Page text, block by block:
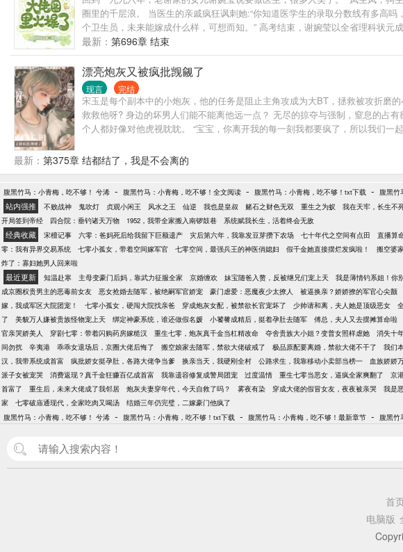
圈里的千层浪。 当医生的亲戚疯狂讽刺她:“你知道医学生的录取分数线有多高
个卫生员，未来能嫁成什么样，可想而知。” 高考结束，谢婉莹以全省理科状
我们泌尿外——” “小儿外科就缺谢婉莹同学这样的女医生。” 亲戚圈朋友圈：
复术，是女性外科领域名副其实的第一刀！ 至于众人“担忧”的她的婚嫁问题：
亲的早踏破了老谢家的大门……
最新： 第696章 结束
漂亮炮灰又被疯批觊觎了
现言 完结
宋玉是每个副本中的小炮灰，他的任务是阻止主角攻成为大BT，拯救被攻折磨
救救他呀? 身边的坏男人们能不能离他远一点？ 无尽的掠夺与强制，窒息的占
个人都好像对他虎视眈眈。 “宝宝，你离开我的每一刻我都要疯了，所以我们一
最新： 第375章 结都结了，我是不会离的
腹黑竹马：小青梅，吃不够！ 兮浠 - 腹黑竹马：小青梅，吃不够！全文阅读 - 腹黑竹马：小青梅，吃不够！txt下载 - 腹黑竹
站内强推 不败战神 鬼吹灯 贞观小闲王 风水之王 仙逆 我也是皇叔 赌石之财色无双 重生之为蚁 我在天牢，长生不
开局签到帝经
四合院：垂钓诸天万物 1952，我带全家搬入南锣鼓巷 系统赋我长生，活着终会无敌
经典收藏 宋檀记事 六零：爸妈死后给我留下巨额遗产 灾后第六年，我靠发豆芽攒下农场 七十年代之空间有点田 直播算
零：我有异界交易系统
七零小孤女，带着空间嫁军官 七零空间，最强兵王的神医俏媳妇 假千金她直接摆烂发疯啦！ 搬空婆
炸了：寡妇她男人回来啦
最近更新 知温赴寒 主母变豪门后妈，靠武力征服全家 京婚缠欢 妹宝随爸入赘，反被继兄们宠上天 我是薄情钓系姐！你
成京圈权贵男主的恶毒前女友
恶女抢婚去随军，被绝嗣军官娇宠 豪门虐爱：恶魔夜少太撩人 被逼换亲？娇娇撩的军官心尖颤
嫁，我成军区大院团宠！
七零小孤女，硬闯大院找亲爸 穿成炮灰女配，被禁欲长官宠坏了 少帅请和离，夫人她是顶级恶女
了
美貌万人嫌被贵族怪物宠上天 绑定神豪系统，谁还做假名媛 小饕餮成精后，挺着孕肚去随军 傅总，夫人又去摆摊算命啦
官亲哭娇美人
穿剧七零：带着闪购药房嫁糙汉 重生七零，炮灰真千金当杠精改命 夺舍贵族大小姐？变普女照样虐她 消失十
间勿扰
辛夷港 乖乖女退场后，京圈大佬后悔了 搬空娘家去随军，禁欲大佬破戒了 极品原配要离婚，禁欲大佬不干了 我们
汉，我带系统成首富
疯批娇女挺孕肚，各路大佬争当爹 换亲当天，我硬刚全村 公路求生，我靠移动小卖部当榜一 血族娇娇
派子女被宠哭
消费返现？真千金狂赚百亿成首富 我靠遗容修复成警局团宠 过度温情 重生七零当恶女，逼疯全家爽翻了 京
首富了
重生后，未来大佬成了我邻居 炮灰夫妻穿年代，今天自救了吗？ 雾夜有染 穿成大佬的假冒女友，夜夜被亲哭 我是
家
七零破庙通现代，全家吃肉又喝汤
结婚三年仍完璧，二嫁豪门他疯了
腹黑竹马：小青梅，吃不够！ 兮浠 - 腹黑竹马：小青梅，吃不够！txt下载 - 腹黑竹马：小青梅，吃不够！最新章节 - 腹黑竹
首
电脑版